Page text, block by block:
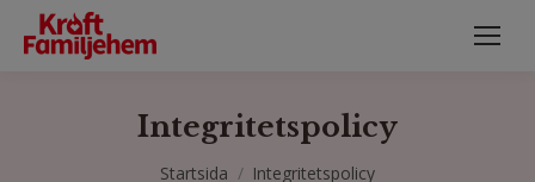
Integritetspolicy
Du är här:
Startsida Integritetspolicy